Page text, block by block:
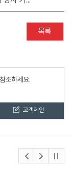
목록
조하세요.
고객제안